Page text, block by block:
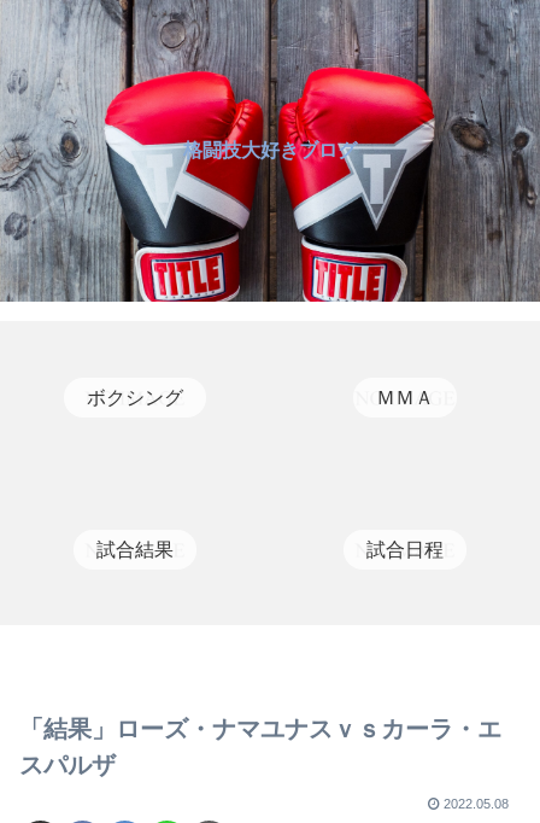
格闘技大好きブログ
ボクシング ＭＭＡ
試合結果 試合日程
「結果」ローズ・ナマユナスｖｓカーラ・エ
スパルザ
2022.05.08